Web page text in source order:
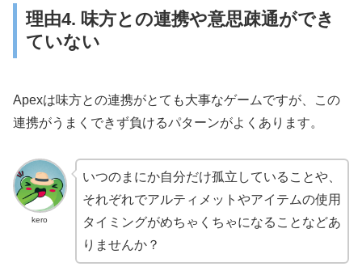
理由4. 味方との連携や意思疎通ができ
ていない
Apexは味方との連携がとても大事なゲームですが、この
連携がうまくできず負けるパターンがよくあります。
kero
いつのまにか自分だけ孤立していることや、
それぞれでアルティメットやアイテムの使用
タイミングがめちゃくちゃになることなどあ
りませんか？